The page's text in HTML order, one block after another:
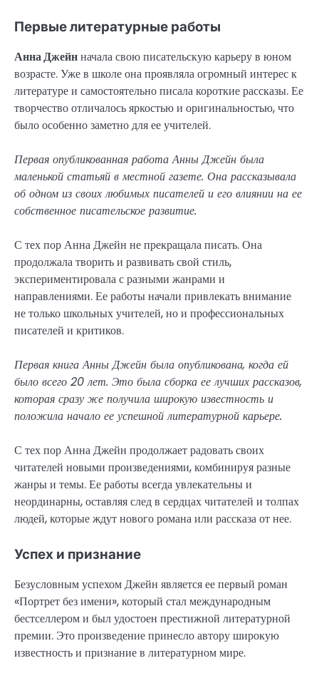
Первые литературные работы
Анна Джейнначала свою писательскую карьеру в юном
возрасте. Уже в школе она проявляла огромный интерес к
литературе и самостоятельно писала короткие рассказы. Ее
творчество отличалось яркостью и оригинальностью, что
было особенно заметно для ее учителей.
Первая опубликованная работа Анны Джейн была
маленькой статьяй в местной газете. Она рассказывала
об одном из своих любимых писателей и его влиянии на ее
собственное писательское развитие.
С тех пор Анна Джейн не прекращала писать. Она
продолжала творить и развивать свой стиль,
экспериментировала с разными жанрами и
направлениями. Ее работы начали привлекать внимание
не только школьных учителей, но и профессиональных
писателей и критиков.
Первая книга Анны Джейн была опубликована, когда ей
было всего 20 лет. Это была сборка ее лучших рассказов,
которая сразу же получила широкую известность и
положила начало ее успешной литературной карьере.
С тех пор Анна Джейн продолжает радовать своих
читателей новыми произведениями, комбинируя разные
жанры и темы. Ее работы всегда увлекательны и
неординарны, оставляя след в сердцах читателей и толпах
людей, которые ждут нового романа или рассказа от нее.
Успех и признание
Безусловным успехом Джейн является ее первый роман
«Портрет без имени», который стал международным
бестселлером и был удостоен престижной литературной
премии. Это произведение принесло автору широкую
известность и признание в литературном мире.